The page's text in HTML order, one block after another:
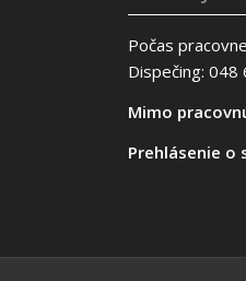
Počas
Dispečing: 048
Mimo
Prehlásenie o